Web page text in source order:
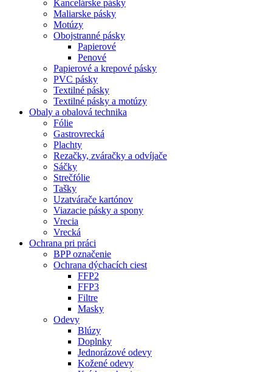
Kancelárske pásky
Maliarske pásky
Motúzy
Obojstranné pásky
Papierové
Penové
Papierové a krepové pásky
PVC pásky
Textilné pásky
Textilné pásky a motúzy
Obaly a obalová technika
Fólie
Gastrovrecká
Plachty
Rezačky, zváračky a odvíjače
Sáčky
Strečfólie
Tašky
Uzatvárače kartónov
Viazacie pásky a spony
Vrecia
Vrecká
Ochrana pri práci
BPP označenie
Ochrana dýchacích ciest
FFP2
FFP3
Filtre
Masky
Odevy
Blúzy
Doplnky
Jednorázové odevy
Kožené odevy